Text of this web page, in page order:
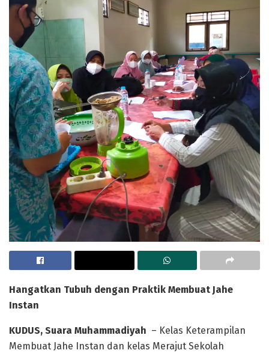
Hangatkan Tubuh dengan Praktik Membuat Jahe
Instan
KUDUS, Suara Muhammadiyah – Kelas Keterampilan
Membuat Jahe Instan dan kelas Merajut Sekolah